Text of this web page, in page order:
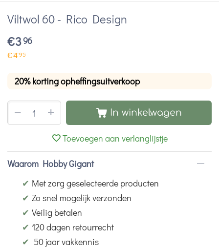
Viltwol 60 - Rico Design
€396
€495
20% korting opheffingsuitverkoop
+
− In winkelwagen
Toevoegen aan verlanglijstje
Waarom Hobby Gigant
✔ Met zorg geselecteerde producten
✔ Zo snel mogelijk verzonden
✔ Veilig betalen
✔ 120 dagen retourrecht
✔ 50 jaar vakkennis